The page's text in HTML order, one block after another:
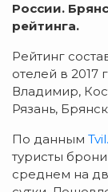
России.
рейтинга.
Рейтинг
отелей в 2017
Владимир,
Рязань,
По данным
туристы
среднем на